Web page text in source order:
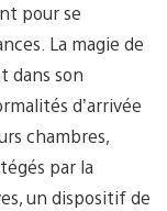
pour se
La magie de
dans son
d’arrivée
chambres,
par la
un dispositif de